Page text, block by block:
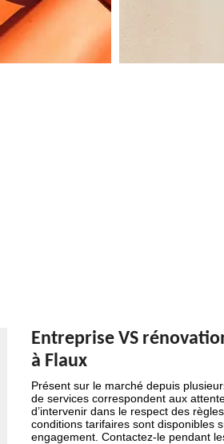
Entreprise VS
à Flaux
Présent sur le marché depuis
de services correspondent aux
d’intervenir dans le respect des
conditions tarifaires sont disponibles
engagement. Contactez-le pendant